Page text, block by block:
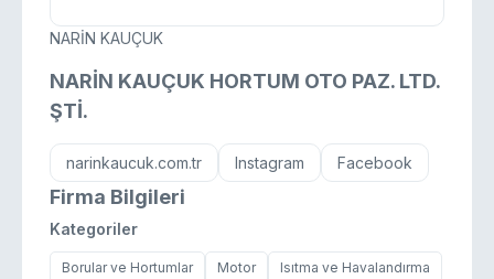
NARİN KAUÇUK
NARİN KAUÇUK HORTUM OTO PAZ. LTD.
ŞTİ.
narinkaucuk.com.tr Instagram Facebook
Firma Bilgileri
Kategoriler
Borular ve Hortumlar Motor
Isıtma ve Havalandırma